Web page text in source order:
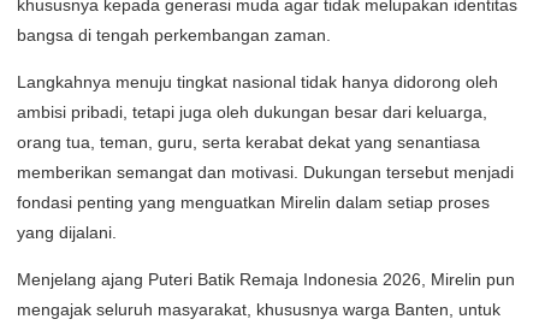
khususnya kepada generasi muda agar tidak melupakan identitas
bangsa di tengah perkembangan zaman.
Langkahnya menuju tingkat nasional tidak hanya didorong oleh
ambisi pribadi, tetapi juga oleh dukungan besar dari keluarga,
orang tua, teman, guru, serta kerabat dekat yang senantiasa
memberikan semangat dan motivasi. Dukungan tersebut menjadi
fondasi penting yang menguatkan Mirelin dalam setiap proses
yang dijalani.
Menjelang ajang Puteri Batik Remaja Indonesia 2026, Mirelin pun
mengajak seluruh masyarakat, khususnya warga Banten, untuk